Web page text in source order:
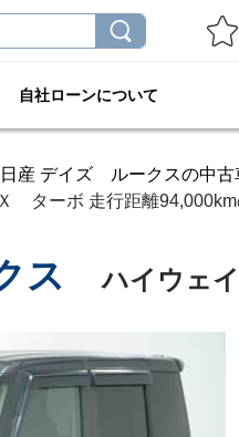
自社ローンについて
日産 デイズ ルークスの中古
ターボ 走行距離94,000km
ス ハイウェ